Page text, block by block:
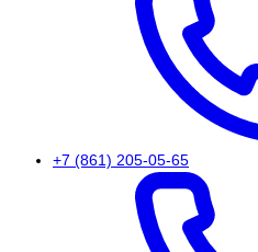
+7 (861) 205-05-65